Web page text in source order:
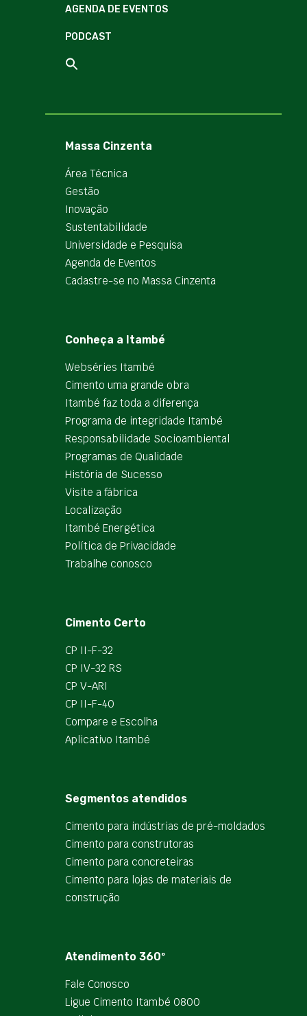
AGENDA DE EVENTOS
PODCAST
Massa Cinzenta
Área Técnica
Gestão
Inovação
Sustentabilidade
Universidade e Pesquisa
Agenda de Eventos
Cadastre-se no Massa Cinzenta
Conheça a Itambé
Webséries Itambé
Cimento uma grande obra
Itambé faz toda a diferença
Programa de integridade Itambé
Responsabilidade Socioambiental
Programas de Qualidade
História de Sucesso
Visite a fábrica
Localização
Itambé Energética
Política de Privacidade
Trabalhe conosco
Cimento Certo
CP II-F-32
CP IV-32 RS
CP V-ARI
CP II-F-40
Compare e Escolha
Aplicativo Itambé
Segmentos atendidos
Cimento para indústrias de pré-moldados
Cimento para construtoras
Cimento para concreteiras
Cimento para lojas de materiais de
construção
Atendimento 360º
Fale Conosco
Ligue Cimento Itambé 0800